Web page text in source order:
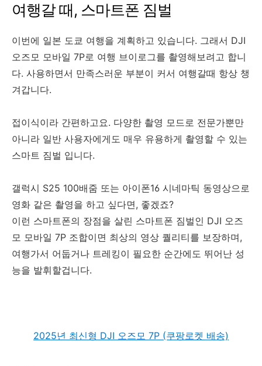
여행갈 때, 스마트폰 짐벌
이번에 일본 도쿄 여행을 계획하고 있습니다. 그래서 DJI
오즈모 모바일 7P로 여행 브이로그를 촬영해보려고 합니
다. 사용하면서 만족스러운 부분이 커서 여행갈때 항상 챙
겨갑니다.
접이식이라 간편하고요. 다양한 촬영 모드로 전문가뿐만
아니라 일반 사용자에게도 매우 유용하게 촬영할 수 있는
스마트 짐벌 입니다.
갤럭시 S25 100배줌 또는 아이폰16 시네마틱 동영상으로
영화 같은 촬영을 하고 싶다면, 좋겠죠?
이런 스마트폰의 장점을 살린 스마트폰 짐벌인 DJI 오즈
모 모바일 7P 조합이면 최상의 영상 퀄리티를 보장하며,
여행가서 어둡거나 트레킹이 필요한 순간에도 뛰어난 성
능을 발휘할겁니다.
2025년 최신형 DJI 오즈모 7P (쿠팡로켓 배송)